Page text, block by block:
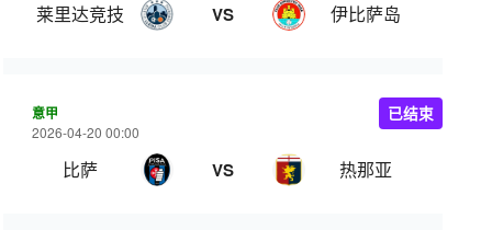
莱里达竞技 VS 伊比萨岛
意甲
2026-04-20 00:00
比萨 VS 热那亚
已结束